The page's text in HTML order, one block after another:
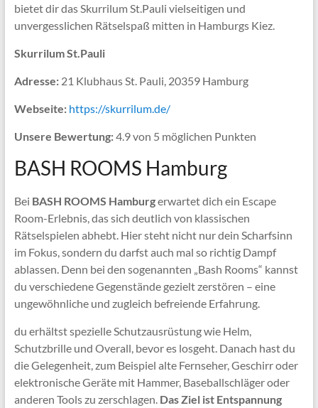
bietet dir das Skurrilum St.Pauli vielseitigen und
unvergesslichen Rätselspaß mitten in Hamburgs Kiez.
Skurrilum St.Pauli
Adresse:21 Klubhaus St. Pauli, 20359 Hamburg
Webseite: https://skurrilum.de/
Unsere Bewertung:4.9 von 5 möglichen Punkten
BASH ROOMS Hamburg
Bei BASH ROOMS Hamburgerwartet dich ein Escape
Room-Erlebnis, das sich deutlich von klassischen
Rätselspielen abhebt. Hier steht nicht nur dein Scharfsinn
im Fokus, sondern du darfst auch mal so richtig Dampf
ablassen. Denn bei den sogenannten „Bash Rooms“ kannst
du verschiedene Gegenstände gezielt zerstören – eine
ungewöhnliche und zugleich befreiende Erfahrung.
du erhältst spezielle Schutzausrüstung wie Helm,
Schutzbrille und Overall, bevor es losgeht. Danach hast du
die Gelegenheit, zum Beispiel alte Fernseher, Geschirr oder
elektronische Geräte mit Hammer, Baseballschläger oder
anderen Tools zu zerschlagen. Das Ziel ist Entspannung